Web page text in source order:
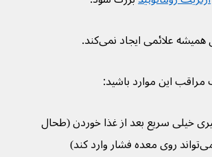
علائمی ایجاد نمی‌کند.
این موارد باشید:
خیلی سریع بعد از غذا خوردن (طحال
کند)